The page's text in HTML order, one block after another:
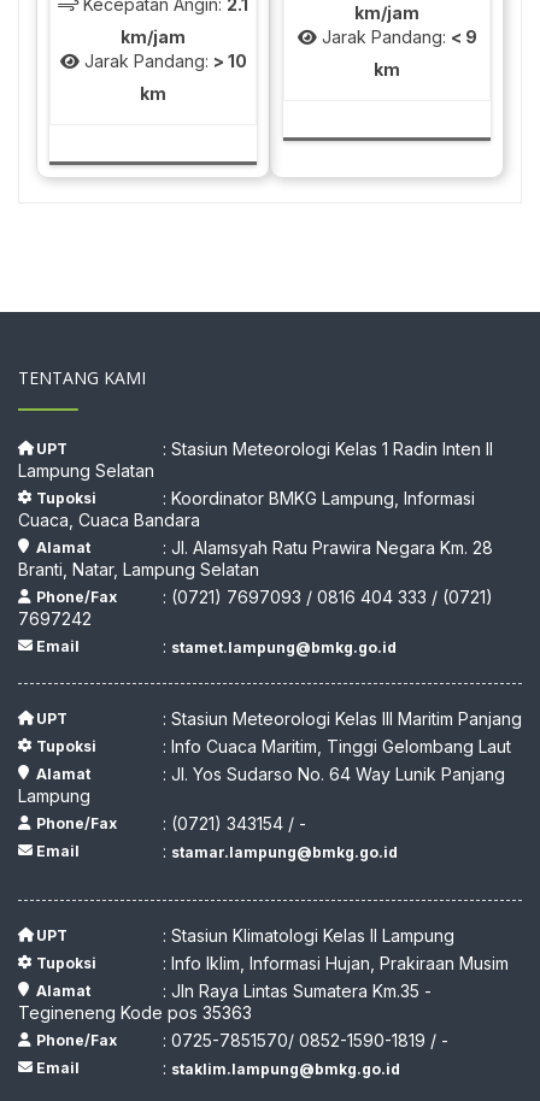
Kecepatan Angin: 2.1
km/jam
Jarak Pandang: > 10
km
km/jam
Jarak Pandang: < 9
km
TENTANG KAMI
UPT
: Stasiun Meteorologi Kelas 1 Radin Inten II
Lampung Selatan
Tupoksi
: Koordinator BMKG Lampung, Informasi
Cuaca, Cuaca Bandara
Alamat
: Jl. Alamsyah Ratu Prawira Negara Km. 28
Branti, Natar, Lampung Selatan
Phone/Fax
: (0721) 7697093 / 0816 404 333 / (0721)
7697242
Email : stamet.lampung@bmkg.go.id
UPT : Stasiun Meteorologi Kelas III Maritim Panjang
Tupoksi : Info Cuaca Maritim, Tinggi Gelombang Laut
Alamat
: Jl. Yos Sudarso No. 64 Way Lunik Panjang
Lampung
Phone/Fax : (0721) 343154 / -
Email : stamar.lampung@bmkg.go.id
UPT : Stasiun Klimatologi Kelas II Lampung
Tupoksi : Info Iklim, Informasi Hujan, Prakiraan Musim
Alamat
: Jln Raya Lintas Sumatera Km.35 -
Tegineneng Kode pos 35363
Phone/Fax : 0725-7851570/ 0852-1590-1819 / -
Email : staklim.lampung@bmkg.go.id